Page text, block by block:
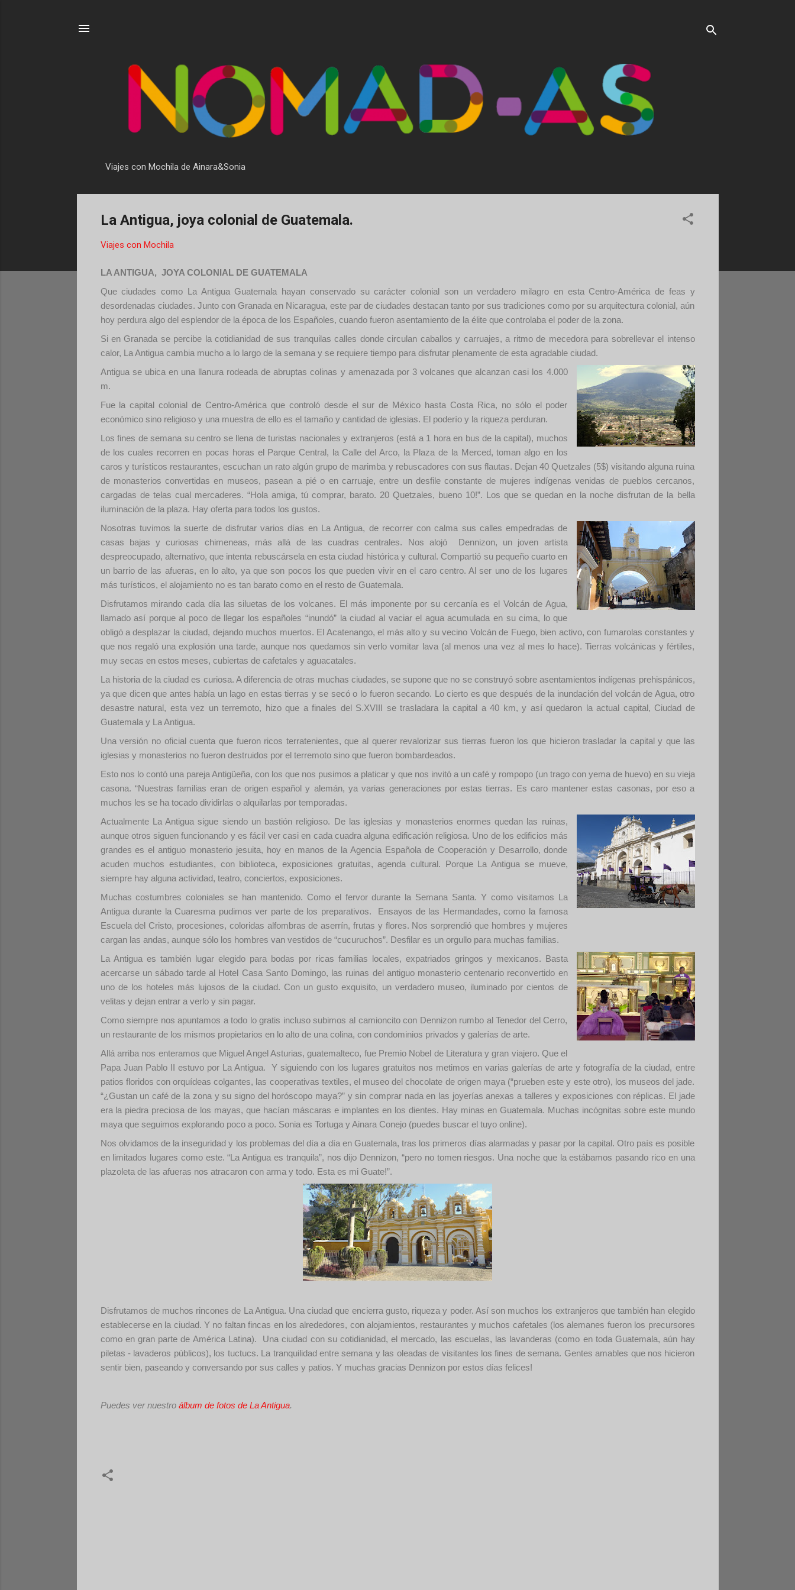
Viajes con Mochila de Ainara&Sonia
La Antigua, joya colonial de Guatemala.
Viajes con Mochila
LA ANTIGUA, JOYA COLONIAL DE GUATEMALA
Que ciudades como La Antigua Guatemala hayan conservado su carácter colonial son un verdadero milagro en esta Centro-América de feas y
desordenadas ciudades. Junto con Granada en Nicaragua, este par de ciudades destacan tanto por sus tradiciones como por su arquitectura colonial, aún
hoy perdura algo del esplendor de la época de los Españoles, cuando fueron asentamiento de la élite que controlaba el poder de la zona.
Si en Granada se percibe la cotidianidad de sus tranquilas calles donde circulan caballos y carruajes, a ritmo de mecedora para sobrellevar el intenso
calor, La Antigua cambia mucho a lo largo de la semana y se requiere tiempo para disfrutar plenamente de esta agradable ciudad.
Antigua se ubica en una llanura rodeada de abruptas colinas y amenazada por 3 volcanes que alcanzan casi los 4.000
m.
Fue la capital colonial de Centro-América que controló desde el sur de México hasta Costa Rica, no sólo el poder
económico sino religioso y una muestra de ello es el tamaño y cantidad de iglesias. El poderío y la riqueza perduran.
Los fines de semana su centro se llena de turistas nacionales y extranjeros (está a 1 hora en bus de la capital), muchos
de los cuales recorren en pocas horas el Parque Central, la Calle del Arco, la Plaza de la Merced, toman algo en los
caros y turísticos restaurantes, escuchan un rato algún grupo de marimba y rebuscadores con sus flautas. Dejan 40 Quetzales (5$) visitando alguna ruina
de monasterios convertidas en museos, pasean a pié o en carruaje, entre un desfile constante de mujeres indígenas venidas de pueblos cercanos,
cargadas de telas cual mercaderes. “Hola amiga, tú comprar, barato. 20 Quetzales, bueno 10!”. Los que se quedan en la noche disfrutan de la bella
iluminación de la plaza. Hay oferta para todos los gustos.
Nosotras tuvimos la suerte de disfrutar varios días en La Antigua, de recorrer con calma sus calles empedradas de
casas bajas y curiosas chimeneas, más allá de las cuadras centrales. Nos alojó Dennizon, un joven artista
despreocupado, alternativo, que intenta rebuscársela en esta ciudad histórica y cultural. Compartió su pequeño cuarto en
un barrio de las afueras, en lo alto, ya que son pocos los que pueden vivir en el caro centro. Al ser uno de los lugares
más turísticos, el alojamiento no es tan barato como en el resto de Guatemala.
Disfrutamos mirando cada día las siluetas de los volcanes. El más imponente por su cercanía es el Volcán de Agua,
llamado así porque al poco de llegar los españoles “inundó” la ciudad al vaciar el agua acumulada en su cima, lo que
obligó a desplazar la ciudad, dejando muchos muertos. El Acatenango, el más alto y su vecino Volcán de Fuego, bien activo, con fumarolas constantes y
que nos regaló una explosión una tarde, aunque nos quedamos sin verlo vomitar lava (al menos una vez al mes lo hace). Tierras volcánicas y fértiles,
muy secas en estos meses, cubiertas de cafetales y aguacatales.
La historia de la ciudad es curiosa. A diferencia de otras muchas ciudades, se supone que no se construyó sobre asentamientos indígenas prehispánicos,
ya que dicen que antes había un lago en estas tierras y se secó o lo fueron secando. Lo cierto es que después de la inundación del volcán de Agua, otro
desastre natural, esta vez un terremoto, hizo que a finales del S.XVIII se trasladara la capital a 40 km, y así quedaron la actual capital, Ciudad de
Guatemala y La Antigua.
Una versión no oficial cuenta que fueron ricos terratenientes, que al querer revalorizar sus tierras fueron los que hicieron trasladar la capital y que las
iglesias y monasterios no fueron destruidos por el terremoto sino que fueron bombardeados.
Esto nos lo contó una pareja Antigüeña, con los que nos pusimos a platicar y que nos invitó a un café y rompopo (un trago con yema de huevo) en su vieja
casona. “Nuestras familias eran de origen español y alemán, ya varias generaciones por estas tierras. Es caro mantener estas casonas, por eso a
muchos les se ha tocado dividirlas o alquilarlas por temporadas.
Actualmente La Antigua sigue siendo un bastión religioso. De las iglesias y monasterios enormes quedan las ruinas,
aunque otros siguen funcionando y es fácil ver casi en cada cuadra alguna edificación religiosa. Uno de los edificios más
grandes es el antiguo monasterio jesuita, hoy en manos de la Agencia Española de Cooperación y Desarrollo, donde
acuden muchos estudiantes, con biblioteca, exposiciones gratuitas, agenda cultural. Porque La Antigua se mueve,
siempre hay alguna actividad, teatro, conciertos, exposiciones.
Muchas costumbres coloniales se han mantenido. Como el fervor durante la Semana Santa. Y como visitamos La
Antigua durante la Cuaresma pudimos ver parte de los preparativos. Ensayos de las Hermandades, como la famosa
Escuela del Cristo, procesiones, coloridas alfombras de aserrín, frutas y flores. Nos sorprendió que hombres y mujeres
cargan las andas, aunque sólo los hombres van vestidos de “cucuruchos”. Desfilar es un orgullo para muchas familias.
La Antigua es también lugar elegido para bodas por ricas familias locales, expatriados gringos y mexicanos. Basta
acercarse un sábado tarde al Hotel Casa Santo Domingo, las ruinas del antiguo monasterio centenario reconvertido en
uno de los hoteles más lujosos de la ciudad. Con un gusto exquisito, un verdadero museo, iluminado por cientos de
velitas y dejan entrar a verlo y sin pagar.
Como siempre nos apuntamos a todo lo gratis incluso subimos al camioncito con Dennizon rumbo al Tenedor del Cerro,
un restaurante de los mismos propietarios en lo alto de una colina, con condominios privados y galerías de arte.
Allá arriba nos enteramos que Miguel Angel Asturias, guatemalteco, fue Premio Nobel de Literatura y gran viajero. Que el
Papa Juan Pablo II estuvo por La Antigua. Y siguiendo con los lugares gratuitos nos metimos en varias galerías de arte y fotografía de la ciudad, entre
patios floridos con orquídeas colgantes, las cooperativas textiles, el museo del chocolate de origen maya (“prueben este y este otro), los museos del jade.
“¿Gustan un café de la zona y su signo del horóscopo maya?” y sin comprar nada en las joyerías anexas a talleres y exposiciones con réplicas. El jade
era la piedra preciosa de los mayas, que hacían máscaras e implantes en los dientes. Hay minas en Guatemala. Muchas incógnitas sobre este mundo
maya que seguimos explorando poco a poco. Sonia es Tortuga y Ainara Conejo (puedes buscar el tuyo online).
Nos olvidamos de la inseguridad y los problemas del día a día en Guatemala, tras los primeros días alarmadas y pasar por la capital. Otro país es posible
en limitados lugares como este. “La Antigua es tranquila”, nos dijo Dennizon, “pero no tomen riesgos. Una noche que la estábamos pasando rico en una
plazoleta de las afueras nos atracaron con arma y todo. Esta es mi Guate!”.
Disfrutamos de muchos rincones de La Antigua. Una ciudad que encierra gusto, riqueza y poder. Así son muchos los extranjeros que también han elegido
establecerse en la ciudad. Y no faltan fincas en los alrededores, con alojamientos, restaurantes y muchos cafetales (los alemanes fueron los precursores
como en gran parte de América Latina).
Una ciudad con su cotidianidad, el mercado, las escuelas, las lavanderas (como en toda Guatemala, aún hay
piletas - lavaderos públicos), los tuctucs. La tranquilidad entre semana y las oleadas de visitantes los fines de semana. Gentes amables que nos hicieron
sentir bien, paseando y conversando por sus calles y patios. Y muchas gracias Dennizon por estos días felices!
Puedes ver nuestro álbum de fotos de La Antigua.